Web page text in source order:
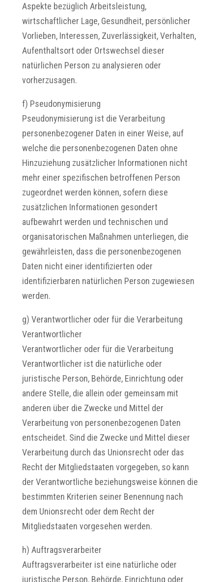
Aspekte bezüglich Arbeitsleistung,
wirtschaftlicher Lage, Gesundheit, persönlicher
Vorlieben, Interessen, Zuverlässigkeit, Verhalten,
Aufenthaltsort oder Ortswechsel dieser
natürlichen Person zu analysieren oder
vorherzusagen.
f) Pseudonymisierung
Pseudonymisierung ist die Verarbeitung
personenbezogener Daten in einer Weise, auf
welche die personenbezogenen Daten ohne
Hinzuziehung zusätzlicher Informationen nicht
mehr einer spezifischen betroffenen Person
zugeordnet werden können, sofern diese
zusätzlichen Informationen gesondert
aufbewahrt werden und technischen und
organisatorischen Maßnahmen unterliegen, die
gewährleisten, dass die personenbezogenen
Daten nicht einer identifizierten oder
identifizierbaren natürlichen Person zugewiesen
werden.
g) Verantwortlicher oder für die Verarbeitung
Verantwortlicher
Verantwortlicher oder für die Verarbeitung
Verantwortlicher ist die natürliche oder
juristische Person, Behörde, Einrichtung oder
andere Stelle, die allein oder gemeinsam mit
anderen über die Zwecke und Mittel der
Verarbeitung von personenbezogenen Daten
entscheidet. Sind die Zwecke und Mittel dieser
Verarbeitung durch das Unionsrecht oder das
Recht der Mitgliedstaaten vorgegeben, so kann
der Verantwortliche beziehungsweise können die
bestimmten Kriterien seiner Benennung nach
dem Unionsrecht oder dem Recht der
Mitgliedstaaten vorgesehen werden.
h) Auftragsverarbeiter
Auftragsverarbeiter ist eine natürliche oder
juristische Person, Behörde, Einrichtung oder